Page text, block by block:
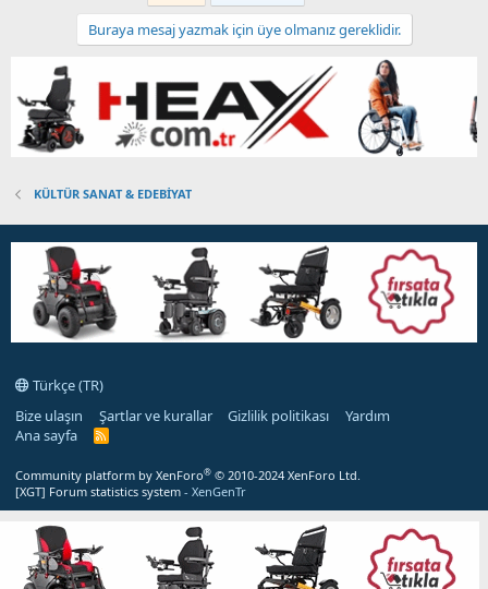
Buraya mesaj yazmak için üye olmanız gereklidir.
KÜLTÜR SANAT & EDEBİYAT
Türkçe (TR)
Bize ulaşın
Şartlar ve kurallar Gizlilik politikası
Yardım
Ana sayfa
R
Community platform by XenForo® © 2010-2024 XenForo Ltd.
[XGT] Forum statistics system - XenGenTr